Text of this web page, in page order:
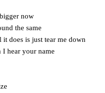
now
the same
does is just tear me down
I hear your name